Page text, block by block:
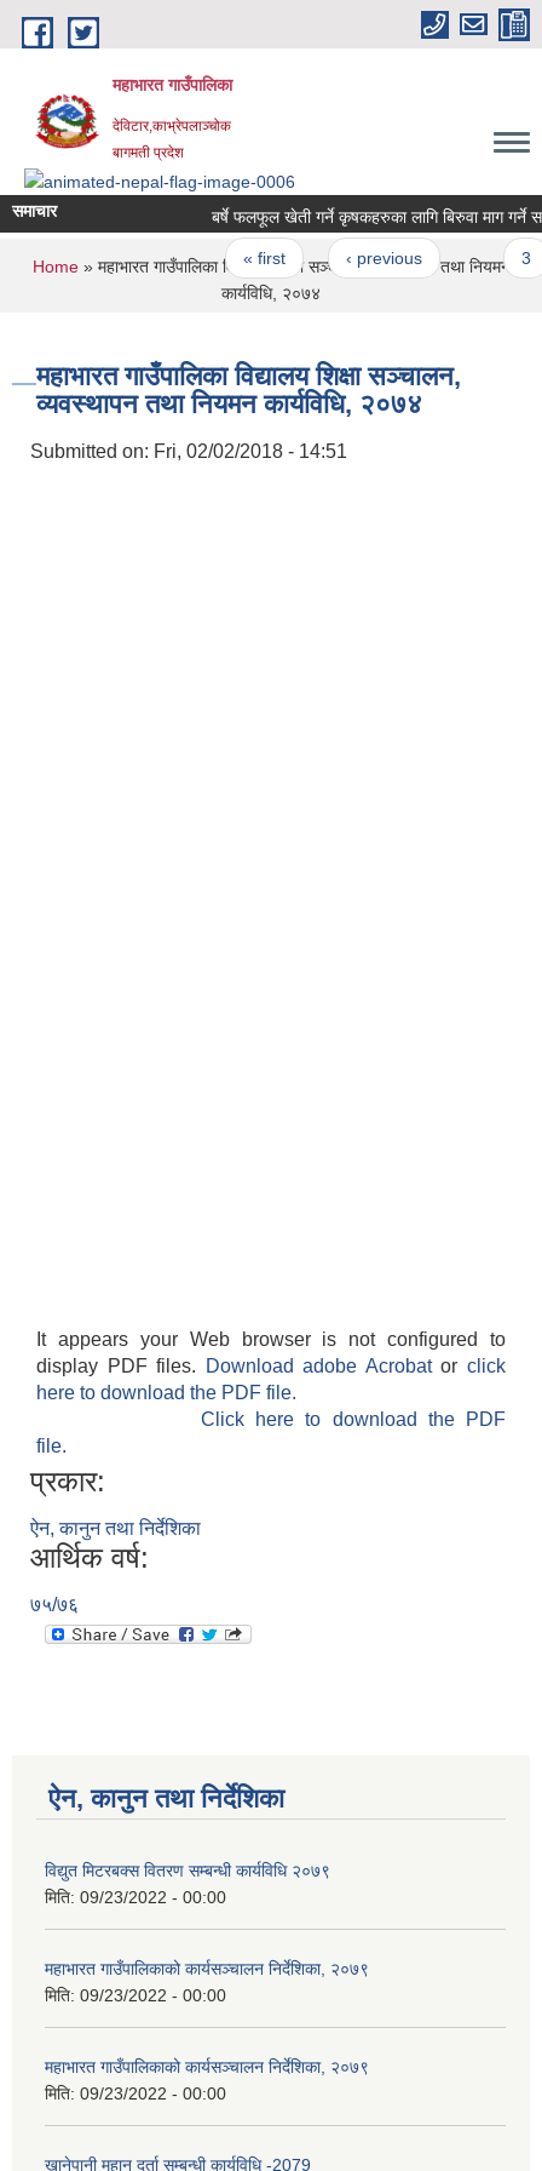
Skip to main content
महाभारत गाउँपालिका
देविटार,काभ्रेपलाञ्चोक
बागमती प्रदेश
समाचार बर्षे फलफूल खेती गर्ने कृषकहरुका लागि बिरुवा माग गर्ने
Pages
« first ‹ previous …
You are here
Home» महाभारत गाउँपालिका विद्यालय शिक्षा सञ्चालन, व्यवस्थापन तथा नियमन
कार्यविधि, २०७४
महाभारत गाउँपालिका विद्यालय शिक्षा सञ्चालन,
व्यवस्थापन तथा नियमन कार्यविधि, २०७४
Submitted on: Fri, 02/02/2018 - 14:51
It appears your Web browser is not configured to
display PDF files.
Download adobe Acrobatorclick
here to download the PDF file.
Click here to download the PDF
file.
प्रकार:
ऐन, कानुन तथा निर्देशिका
आर्थिक वर्ष:
७५/७६
ऐन, कानुन तथा निर्देशिका
विद्युत मिटरबक्स वितरण सम्बन्धी कार्यविधि २०७९
मिति: 09/23/2022 - 00:00
महाभारत गाउँपालिकाको कार्यसञ्‍चालन निर्देशिका, २०७९
मिति: 09/23/2022 - 00:00
महाभारत गाउँपालिकाको कार्यसञ्‍चालन निर्देशिका, २०७९
मिति: 09/23/2022 - 00:00
खानेपानी मुहान दर्ता सम्बन्धी कार्यविधि -2079